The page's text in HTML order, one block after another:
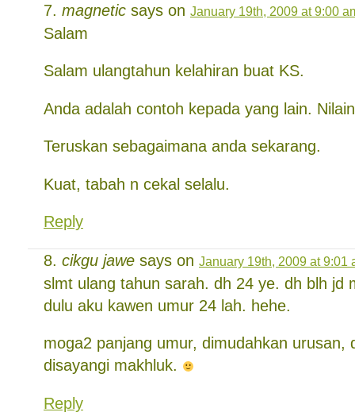
magnetic says on January 19th, 2009 at 9:00
Salam
Salam ulangtahun kelahiran buat KS.
Anda adalah contoh kepada yang lain.
Teruskan sebagaimana anda sekarang.
Kuat, tabah n cekal selalu.
Reply
cikgu jawe says on January 19th, 2009 at 9:01
slmt ulang tahun sarah. dh 24 ye. dh blh jd
dulu aku kawen umur 24 lah. hehe.
moga2 panjang umur, dimudahkan urusan,
disayangi makhluk.
Reply